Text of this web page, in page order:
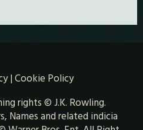
| Cookie Policy
rights © J.K. Rowling.
Names and related indicia